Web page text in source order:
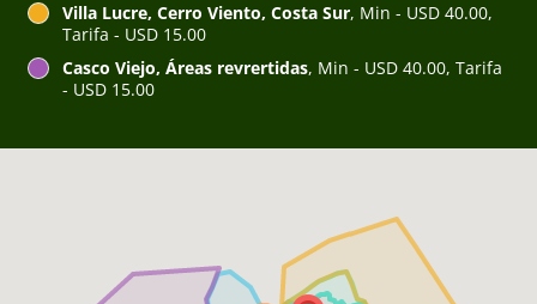
Villa Lucre, Cerro Viento, Costa Sur, Min - USD 40.00,
Tarifa - USD 15.00
Casco Viejo, Áreas revrertidas, Min - USD 40.00, Tarifa
- USD 15.00